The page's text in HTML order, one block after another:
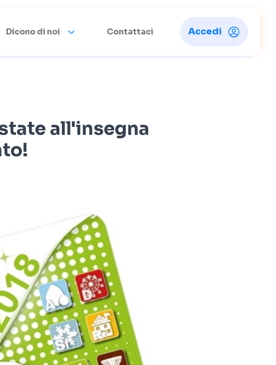
Dicono di noi Contattaci Accedi
all'insegna